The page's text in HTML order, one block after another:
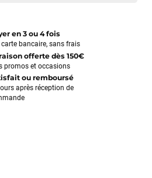
en 3 ou 4 fois
carte bancaire, sans frais
offerte dès 150€
promos et occasions
ou remboursé
après réception de